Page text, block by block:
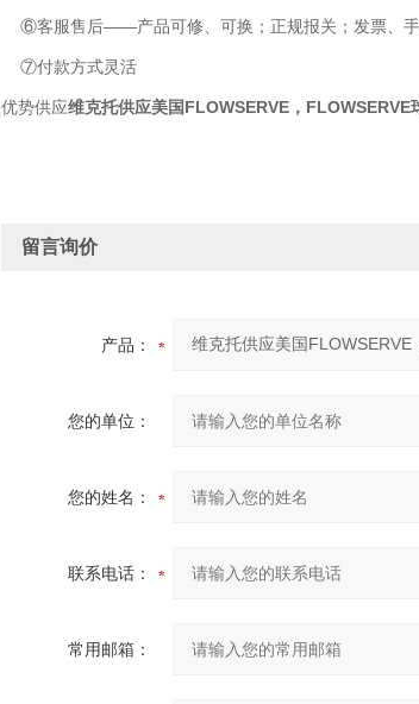
⑥客服售后——产品可修、可换；正规报关；发票、手
⑦付款方式灵活
优势供应维克托供应美国FLOWSERVE，FLOWSERVE
留言询价
产品：
您的单位：
您的姓名：
联系电话：
常用邮箱：